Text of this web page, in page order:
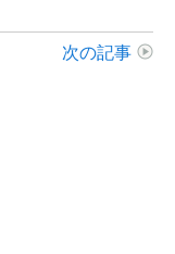
次の記事